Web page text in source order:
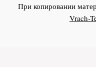
При копировании
Vrach-